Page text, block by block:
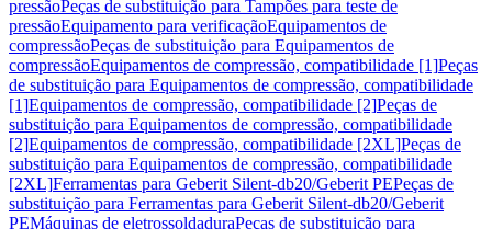
pressãoPeças de substituição para Tampões para teste de
pressãoEquipamento para verificaçãoEquipamentos de
compressãoPeças de substituição para Equipamentos de
compressãoEquipamentos de compressão, compatibilidade [1]Peças
de substituição para Equipamentos de compressão, compatibilidade
[1]Equipamentos de compressão, compatibilidade [2]Peças de
substituição para Equipamentos de compressão, compatibilidade
[2]Equipamentos de compressão, compatibilidade [2XL]Peças de
substituição para Equipamentos de compressão, compatibilidade
[2XL]Ferramentas para Geberit Silent-db20/Geberit PEPeças de
substituição para Ferramentas para Geberit Silent-db20/Geberit
PEMáquinas de eletrossoldaduraPeças de substituição para